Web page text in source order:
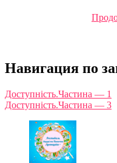
Навигация по
Доступність.Частина — 1
Доступність.Частина — 3